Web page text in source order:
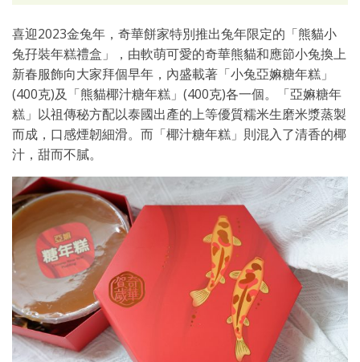
喜迎2023金兔年，奇華餅家特別推出兔年限定的「熊貓小
兔孖裝年糕禮盒」，由軟萌可愛的奇華熊貓和應節小兔換上
新春服飾向大家拜個早年，內盛載著「小兔亞嫲糖年糕」
(400克)及「熊貓椰汁糖年糕」(400克)各一個。「亞嫲糖年
糕」以祖傳秘方配以泰國出產的上等優質糯米生磨米漿蒸製
而成，口感煙韌細滑。而「椰汁糖年糕」則混入了清香的椰
汁，甜而不膩。